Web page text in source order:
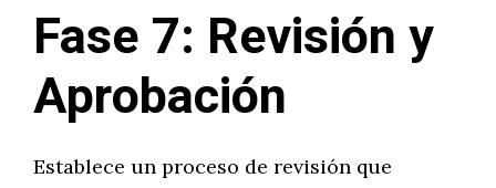
Fase 7: Revisión y
Aprobación
Establece un proceso de revisión que